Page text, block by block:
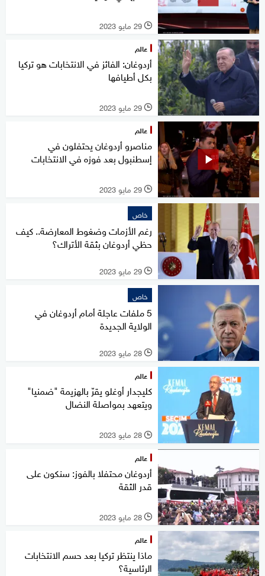
l 29 مايو 2023
عالم
أردوغان: الفائز في الانتخابات هو تركيا
بكل أطيافها
l 29 مايو 2023
عالم
مناصرو أردوغان يحتفلون في
إسطنبول بعد فوزه في الانتخابات
l 29 مايو 2023
خاص
رغم الأزمات وضغوط المعارضة.. كيف
حظي أردوغان بثقة الأتراك؟
l 29 مايو 2023
خاص
5 ملفات عاجلة أمام أردوغان في
الولاية الجديدة
l 28 مايو 2023
عالم
كليجدار أوغلو يقرّ بالهزيمة "ضمنيا"
ويتعهد بمواصلة النضال
l 28 مايو 2023
عالم
أردوغان محتفلا بالفوز: سنكون على
قدر الثقة
l 28 مايو 2023
عالم
ماذا ينتظر تركيا بعد حسم الانتخابات
الرئاسية؟